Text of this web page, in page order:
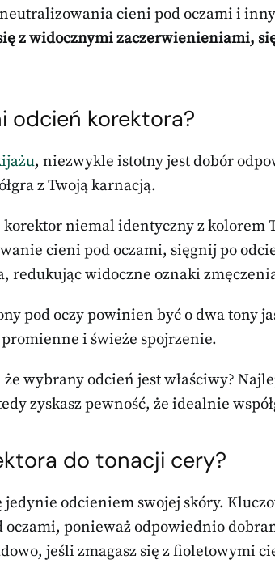
cieni pod oczami i
z widocznymi zaczerwienieniami,
odcień korektora?
, niezwykle istotny jest dobór
z Twoją karnacją.
niemal identyczny z kolorem
cieni pod oczami, sięgnij po
redukując widoczne oznaki
pod oczy powinien być o dwa tony
i świeże spojrzenie.
wybrany odcień jest właściwy?
zyskasz pewność, że idealnie
do tonacji cery?
odcieniem swojej skóry.
ponieważ odpowiednio
jeśli zmagasz się z fioletowymi